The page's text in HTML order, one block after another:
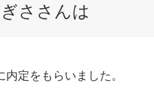
ささんは
内定をもらいました。